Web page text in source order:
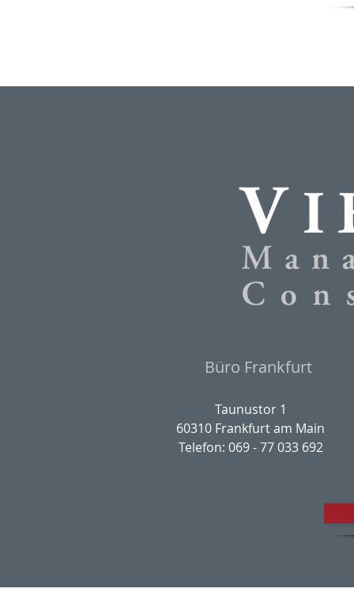
Büro Frankfurt
Taunustor 1
60310 Frankfurt am Main
Telefon: 069 - 77 033 692